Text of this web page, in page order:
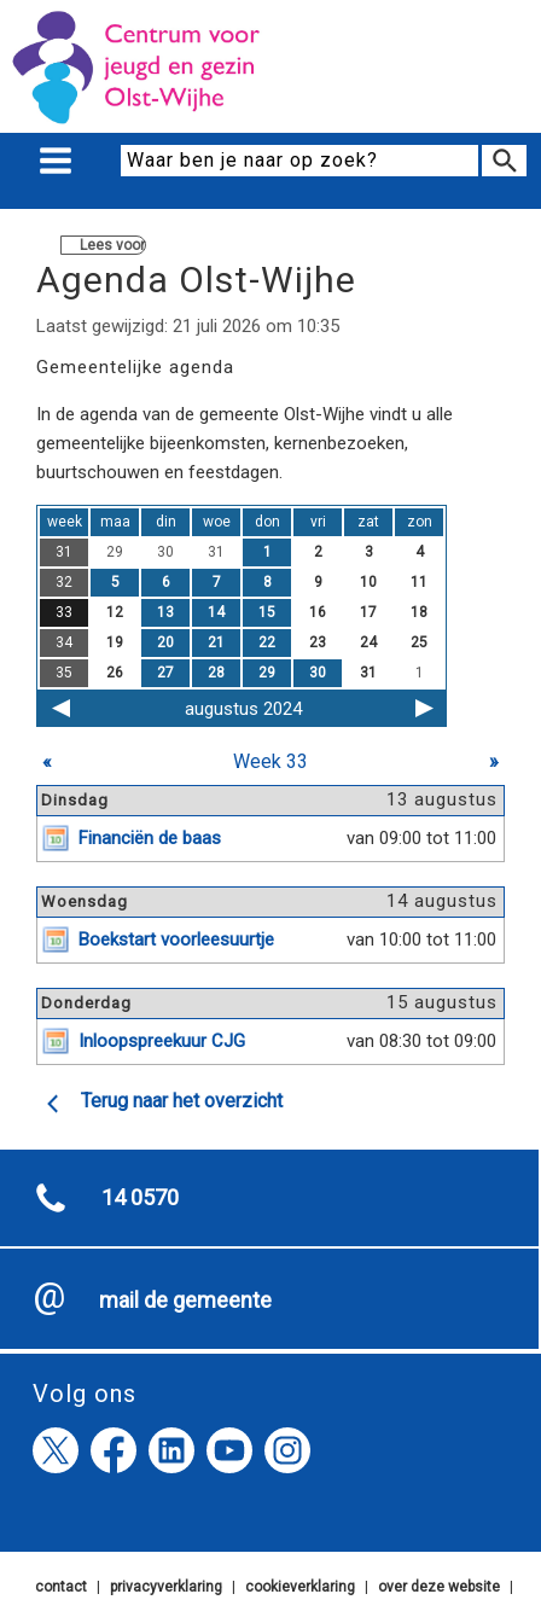
Lees voor
Agenda Olst-Wijhe
Laatst gewijzigd: 21 juli 2026 om 10:35
Gemeentelijke agenda
In de agenda van de gemeente Olst-Wijhe vindt u alle
gemeentelijke bijeenkomsten, kernenbezoeken,
buurtschouwen en feestdagen.
week maa din woe don vri zat
zon
31
29 30 31 1 2 3
4
32
5 6 7 8 9 10
11
33
12 13 14 15 16 17
18
34
19 20 21 22 23 24
25
35
26 27 28 29 30 31 1
augustus 2024
« Week 33 »
13 augustus
Dinsdag
van 09:00 tot 11:00
Financiën de baas
14 augustus
Woensdag
van 10:00 tot 11:00
Boekstart voorleesuurtje
15 augustus
Donderdag
van 08:30 tot 09:00
Inloopspreekuur CJG
Terug naar het overzicht
14 0570
mail de gemeente
Volg ons
contact privacyverklaring cookieverklaring over deze website